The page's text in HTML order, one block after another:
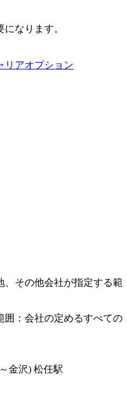
なります。
リアオプション
、その他会社が指定する範
囲：会社の定めるすべての
金沢) 松任駅